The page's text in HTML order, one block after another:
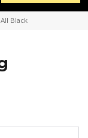
Black